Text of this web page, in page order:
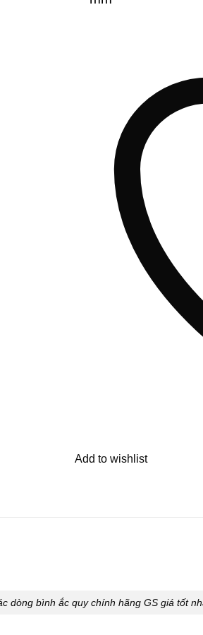
Add to wishlist
dòng bình ắc quy chính hãng GS giá tốt